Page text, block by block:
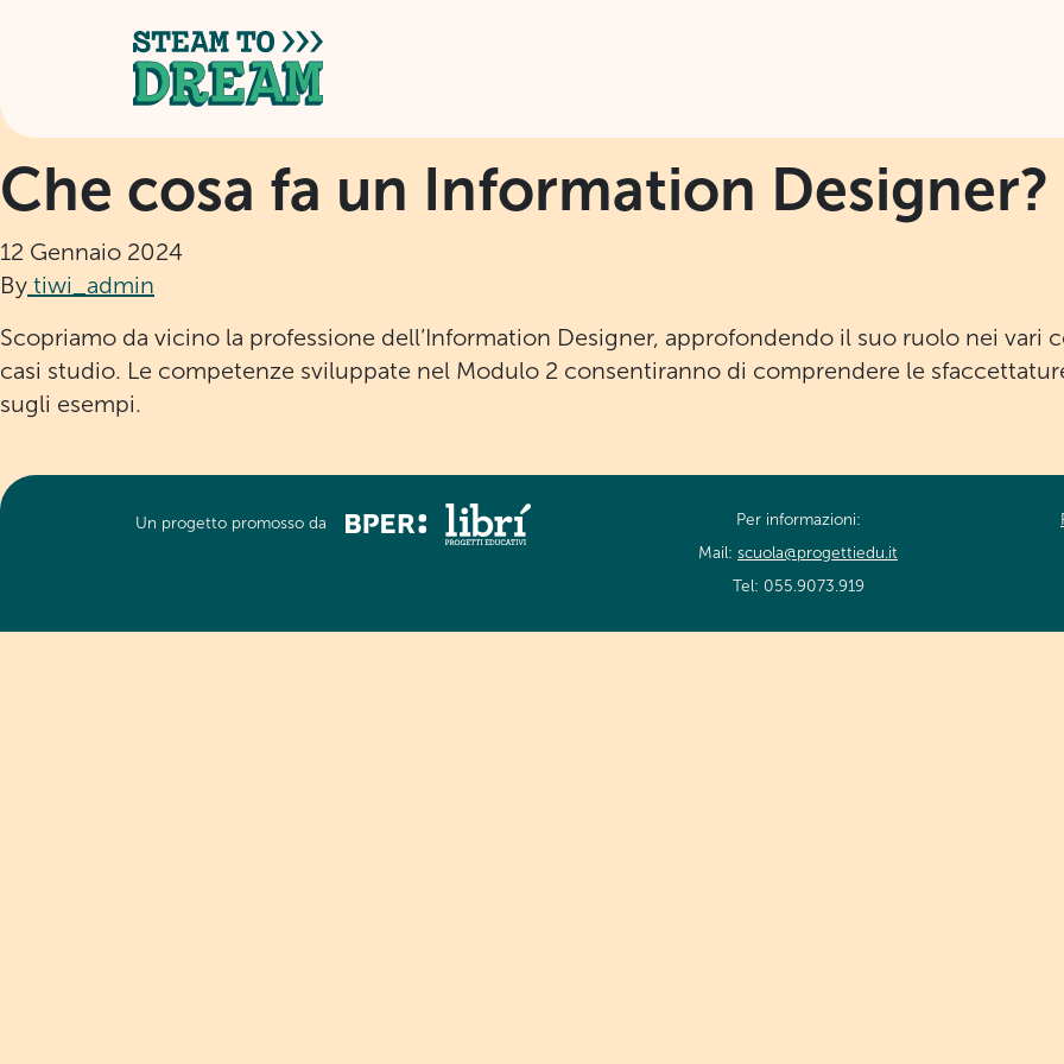
Che cosa fa un Information Designer?
12 Gennaio 2024
By tiwi_admin
Scopriamo da vicino la professione dell’Information Designer, approfondendo il suo ruolo nei vari
casi studio. Le competenze sviluppate nel Modulo 2 consentiranno di comprendere le
sugli esempi.
Un progetto promosso da
Per informazioni:
Mail: scuola@progettiedu.it
Tel: 055.9073.919